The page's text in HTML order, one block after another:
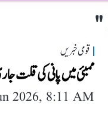
"
قومی خبریں
ممبئی میں پانی کی قلت
2026, 8:11 AM